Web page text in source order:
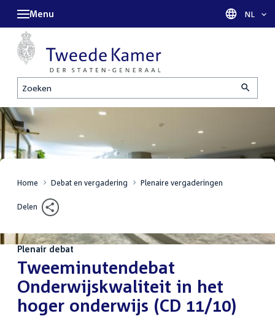
Zoeken
Menu Taal
NL
Home Debat en vergadering Plenaire vergaderingen
Delen
Plenair debat
:Tweeminutendebat
Onderwijskwaliteit in het
hoger onderwijs (CD 11/10)